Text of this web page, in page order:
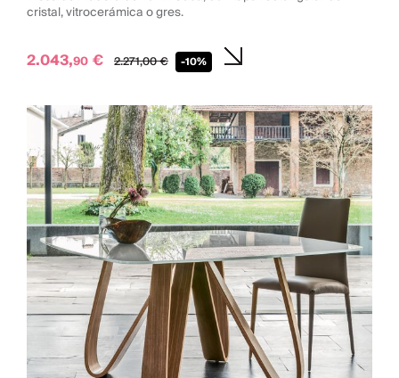
cristal, vitrocerámica o gres.
2.043,90 € 2.271,00€ -10%